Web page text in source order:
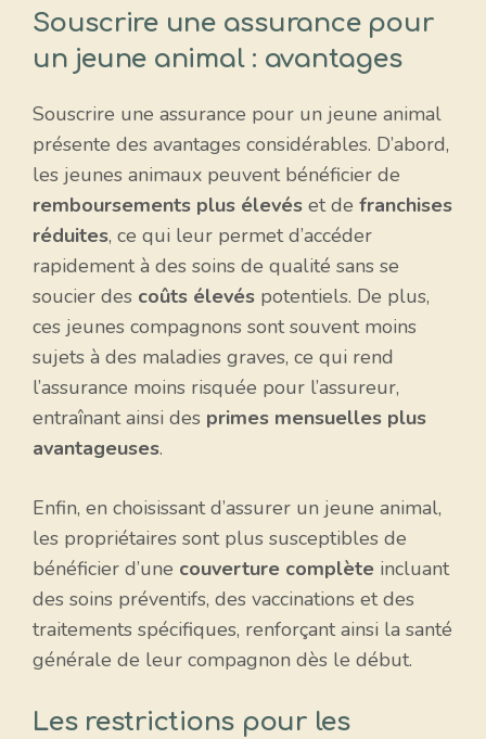
Souscrire une assurance pour
un jeune animal : avantages
Souscrire une assurance pour un jeune animal
présente des avantages considérables. D’abord,
les jeunes animaux peuvent bénéficier de
remboursements plus élevés et de franchises
réduites, ce qui leur permet d’accéder
rapidement à des soins de qualité sans se
soucier des coûts élevés potentiels. De plus,
ces jeunes compagnons sont souvent moins
sujets à des maladies graves, ce qui rend
l’assurance moins risquée pour l’assureur,
entraînant ainsi des primes mensuelles plus
avantageuses.
Enfin, en choisissant d’assurer un jeune animal,
les propriétaires sont plus susceptibles de
bénéficier d’une couverture complète incluant
des soins préventifs, des vaccinations et des
traitements spécifiques, renforçant ainsi la santé
générale de leur compagnon dès le début.
Les restrictions pour les